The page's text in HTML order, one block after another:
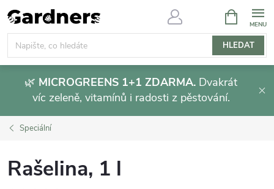
Přejít
na
obsah
HLEDAT
NÁKUPNÍ
KOŠÍK
🌿 MICROGREENS 1+1 ZDARMA. Dvakrát
víc zeleně, vitamínů i radosti z pěstování.
Speciální
Rašelina, 1 l